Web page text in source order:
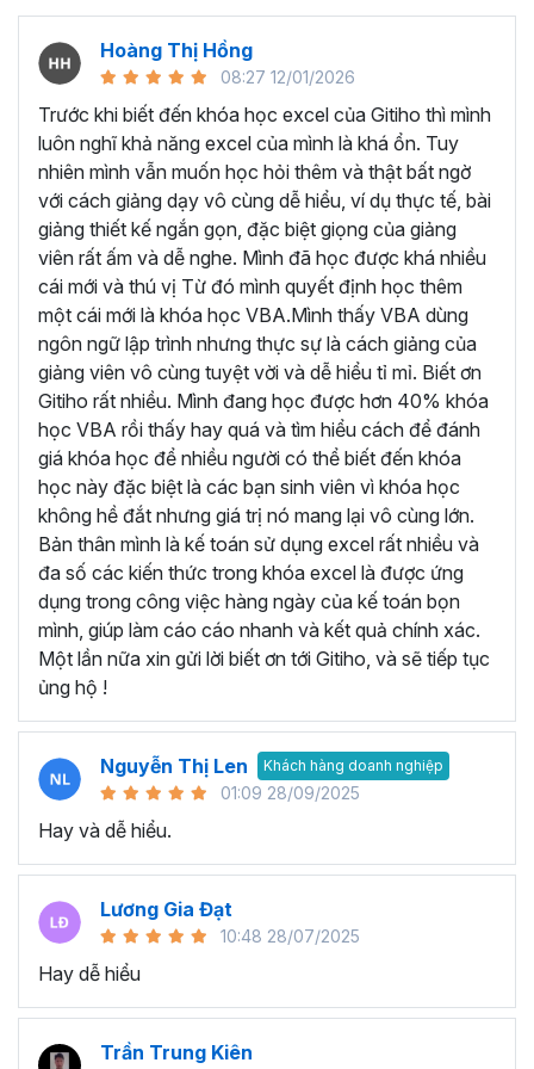
nghiệp, giảng viênDương Mạnh Quânhiểu được những
khó khăn của người học VBA Excel.
Bởi vậy thầy đã đúc kết kiến thức và kinh nghiệm của
mình thành những bài giảng chi tiết, hướng dẫn từng bước
một để học viên có thể thành thạo từng phần, trước khi
giảng dạy về tư duy và phương pháp để xử lý các bài toán
tự động hóa công việc, quy trình trên VBA Excel.
Những kiến thức được học
trong khóa học VBA này:
Nắm vững kiến thức nền tảng về VBA:
Hiểu rõ cú pháp, nguyên tắc làm việc và các khái
niệm cơ bản của VBA.
Thành thạo việc khai báo biến, sử dụng hằng số, và
quản lý bộ nhớ.
Thành thạo cách sử dụng Macro:
Tạo và quản lý Macro trong Excel.
Gán Macro vào các nút hoặc các đối tượng khác để
kích hoạt chúng.
Thành thạo viết code với đối tượng Range, Cell:
Đối tượng Range và cách thao tác với dữ liệu trong
các ô Excel.
Thành thạo viết mã để thực hiện các thao tác như
đọc, ghi dữ liệu, định dạng ô.
Thành thạo viết code cho Workbook, Worksheet:
Biết cách tương tác với Workbook và Worksheet.
Viết mã để mở, đóng, lưu trữ Workbook và thực hiện
các thao tác trên các Sheet khác nhau.
Lập trình Form:
Xây dựng giao diện người dùng thông qua việc lập
trình Form.
Hoàng Thị Hồng
08:27 12/01/2026
Trước khi biết đến khóa học excel của Gitiho thì mình
luôn nghĩ khả năng excel của mình là khá ổn. Tuy
nhiên mình vẫn muốn học hỏi thêm và thật bất ngờ
với cách giảng dạy vô cùng dễ hiểu, ví dụ thực tế, bài
giảng thiết kế ngắn gọn, đặc biệt giọng của giảng
viên rất ấm và dễ nghe. Mình đã học được khá nhiều
cái mới và thú vị Từ đó mình quyết định học thêm
một cái mới là khóa học VBA.Mình thấy VBA dùng
ngôn ngữ lập trình nhưng thực sự là cách giảng của
giảng viên vô cùng tuyệt vời và dễ hiểu tỉ mỉ. Biết ơn
Gitiho rất nhiều. Mình đang học được hơn 40% khóa
học VBA rồi thấy hay quá và tìm hiểu cách để đánh
giá khóa học để nhiều người có thể biết đến khóa
học này đặc biệt là các bạn sinh viên vì khóa học
không hề đắt nhưng giá trị nó mang lại vô cùng lớn.
Bản thân mình là kế toán sử dụng excel rất nhiều và
đa số các kiến thức trong khóa excel là được ứng
dụng trong công việc hàng ngày của kế toán bọn
mình, giúp làm cáo cáo nhanh và kết quả chính xác.
Một lần nữa xin gửi lời biết ơn tới Gitiho, và sẽ tiếp tục
ủng hộ !
Nguyễn Thị Len Khách hàng doanh nghiệp
01:09 28/09/2025
Hay và dễ hiểu.
Lương Gia Đạt
10:48 28/07/2025
Hay dễ hiểu
Trần Trung Kiên